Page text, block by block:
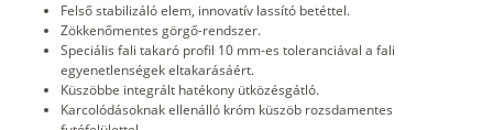
Felső stabilizáló elem, innovatív lassító betéttel.
Zökkenőmentes görgő-rendszer.
Speciális fali takaró profil 10 mm-es toleranciával a fali
egyenetlenségek eltakarásáért.
Küszöbbe integrált hatékony ütközésgátló.
Karcolódásoknak ellenálló króm küszöb rozsdamentes